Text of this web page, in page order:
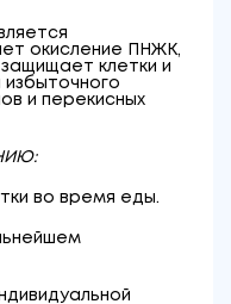
окисление ПНЖК,
клетки и
избыточного
и перекисных
во время еды.